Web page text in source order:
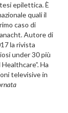
epilettica. È
quali il
caso di
Autore di
la rivista
under 30 più
Ha
televisive in